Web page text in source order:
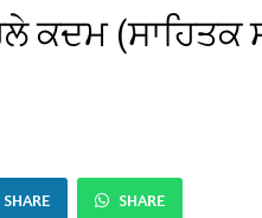
ਕਦਮ (ਸਾਹਿਤਕ
SHARE SHARE